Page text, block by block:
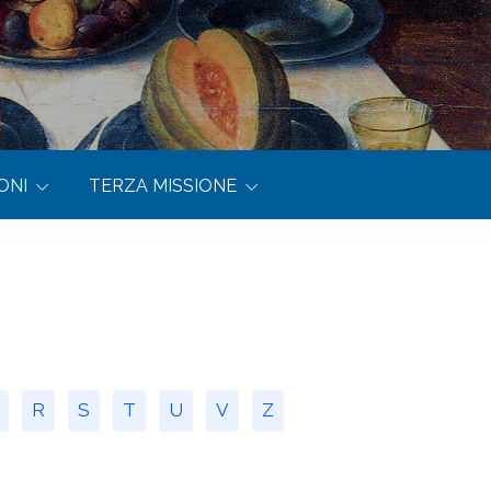
TERZA MISSIONE
R S T U V Z